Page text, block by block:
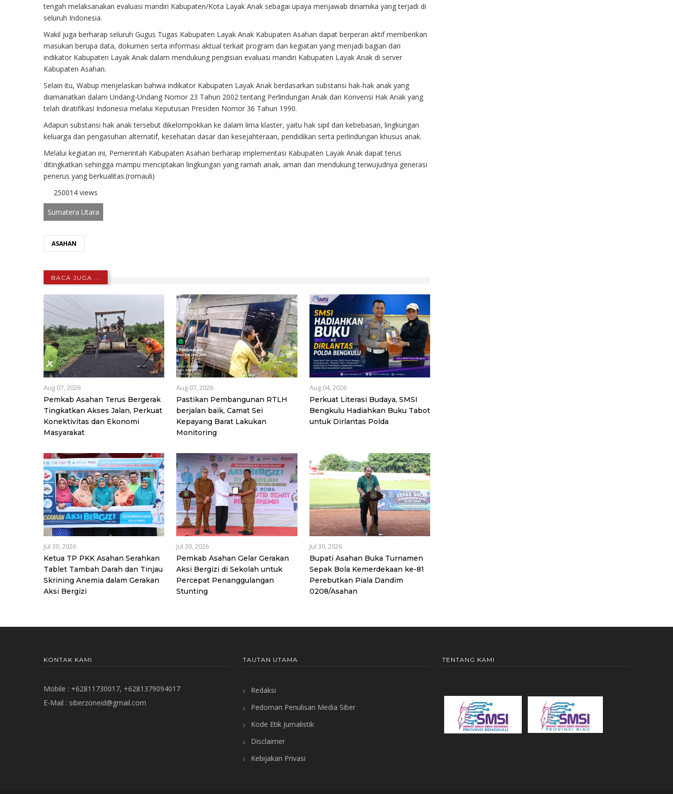
tengah melaksanakan evaluasi mandiri Kabupaten/Kota Layak Anak sebagai upaya menjawab dinamika yang terjadi di
seluruh Indonesia.
Wakil juga berharap seluruh Gugus Tugas Kabupaten Layak Anak Kabupaten Asahan dapat berperan aktif memberikan
masukan berupa data, dokumen serta informasi aktual terkait program dan kegiatan yang menjadi bagian dari
indikator Kabupaten Layak Anak dalam mendukung pengisian evaluasi mandiri Kabupaten Layak Anak di server
Kabupaten Asahan.
Selain itu, Wabup menjelaskan bahwa indikator Kabupaten Layak Anak berdasarkan substansi hak-hak anak yang
diamanatkan dalam Undang-Undang Nomor 23 Tahun 2002 tentang Perlindungan Anak dan Konvensi Hak Anak yang
telah diratifikasi Indonesia melalui Keputusan Presiden Nomor 36 Tahun 1990.
Adapun substansi hak anak tersebut dikelompokkan ke dalam lima klaster, yaitu hak sipil dan kebebasan, lingkungan
keluarga dan pengasuhan alternatif, kesehatan dasar dan kesejahteraan, pendidikan serta perlindungan khusus anak.
Melalui kegiatan ini, Pemerintah Kabupaten Asahan berharap implementasi Kabupaten Layak Anak dapat terus
ditingkatkan sehingga mampu menciptakan lingkungan yang ramah anak, aman dan mendukung terwujudnya generasi
penerus yang berkualitas.(romauli)
250014 views
Sumatera Utara
ASAHAN
BACA JUGA ...
Aug 07, 2026
Pemkab Asahan Terus Bergerak
Tingkatkan Akses Jalan, Perkuat
Konektivitas dan Ekonomi
Masyarakat
Aug 07, 2026
Pastikan Pembangunan RTLH
berjalan baik, Camat Sei
Kepayang Barat Lakukan
Monitoring
Aug 04, 2026
Perkuat Literasi Budaya, SMSI
Bengkulu Hadiahkan Buku Tabot
untuk Dirlantas Polda
Jul 30, 2026
Ketua TP PKK Asahan Serahkan
Tablet Tambah Darah dan Tinjau
Skrining Anemia dalam Gerakan
Aksi Bergizi
Jul 30, 2026
Pemkab Asahan Gelar Gerakan
Aksi Bergizi di Sekolah untuk
Percepat Penanggulangan
Stunting
Jul 30, 2026
Bupati Asahan Buka Turnamen
Sepak Bola Kemerdekaan ke-81
Perebutkan Piala Dandim
0208/Asahan
KONTAK KAMI
Mobile : +62811730017, +6281379094017
E-Mail : siberzoneid@gmail.com
TAUTAN UTAMA
Redaksi
Pedoman Penulisan Media Siber
Kode Etik Jurnalistik
Disclaimer
Kebijakan Privasi
TENTANG KAMI